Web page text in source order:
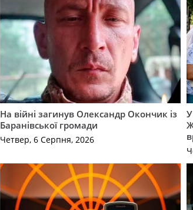
На війні загинув Олександр Окончик із
Баранівської громади
Четвер, 6 Серпня, 2026